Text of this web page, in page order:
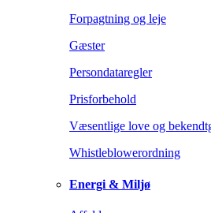
Forpagtning og leje
Gæster
Persondataregler
Prisforbehold
Væsentlige love og
Whistleblowerordning
Energi & Miljø